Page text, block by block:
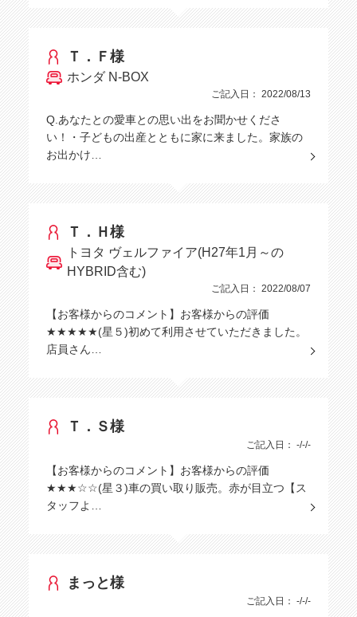
Ｔ．Ｆ様
ホンダ N-BOX
ご記入日： 2022/08/13
Q.あなたとの愛車との思い出をお聞かせくださ
い！・子どもの出産とともに家に来ました。家族の
お出かけ…
Ｔ．Ｈ様
トヨタ ヴェルファイア(H27年1月～の
HYBRID含む)
ご記入日： 2022/08/07
【お客様からのコメント】お客様からの評価
★★★★★(星５)初めて利用させていただきました。
店員さん…
Ｔ．Ｓ様
ご記入日： -/-/-
【お客様からのコメント】お客様からの評価
★★★☆☆(星３)車の買い取り販売。赤が目立つ【ス
タッフよ…
まっと様
ご記入日： -/-/-